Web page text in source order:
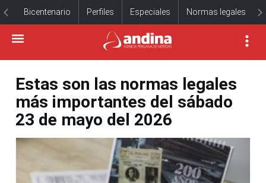
Bicentenario Perfiles Especiales Normas legales
Estas son las normas legales
más importantes del sábado
23 de mayo del 2026